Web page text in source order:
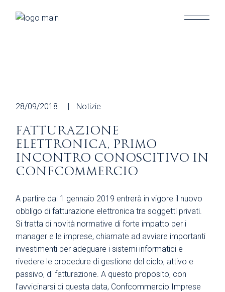
28/09/2018 Notizie
FATTURAZIONE
ELETTRONICA, PRIMO
INCONTRO CONOSCITIVO IN
CONFCOMMERCIO
A partire dal 1 gennaio 2019 entrerà in vigore il nuovo
obbligo di fatturazione elettronica tra soggetti privati.
Si tratta di novità normative di forte impatto per i
manager e le imprese, chiamate ad avviare importanti
investimenti per adeguare i sistemi informatici e
rivedere le procedure di gestione del ciclo, attivo e
passivo, di fatturazione. A questo proposito, con
l’avvicinarsi di questa data, Confcommercio Imprese